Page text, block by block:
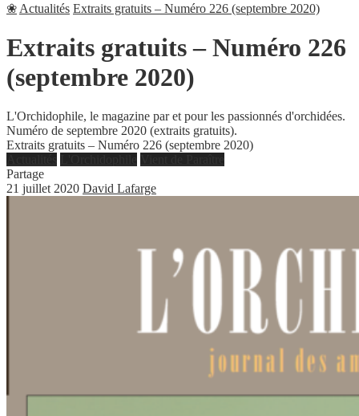
❀ Actualités Extraits gratuits – Numéro 226 (septembre 2020)
Extraits gratuits – Numéro 226
(septembre 2020)
L'Orchidophile, le magazine par et pour les passionnés d'orchidées.
Numéro de septembre 2020 (extraits gratuits).
Extraits gratuits – Numéro 226 (septembre 2020)
Partage
21 juillet 2020 David Lafarge